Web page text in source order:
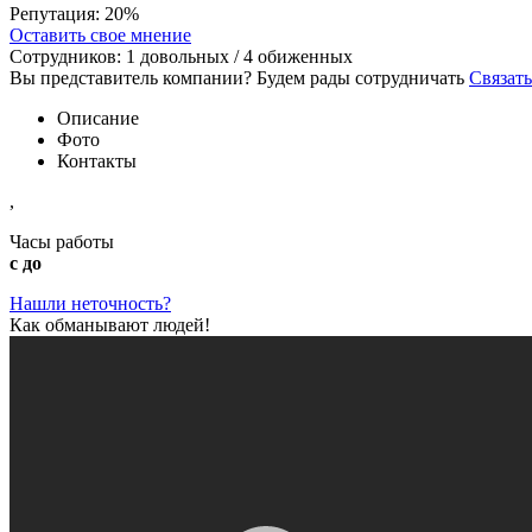
Репутация: 20%
Оставить свое мнение
Сотрудников: 1 довольных /4 обиженных
Вы представитель компании? Будем рады сотрудничать
Описание
Фото
Контакты
,
Часы работы
с до
Нашли неточность?
Как обманывают людей!